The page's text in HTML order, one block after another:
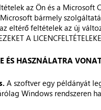
az Ön és a
bármely
eltérő feltételek az új
A
ÉS HASZNÁLATRA
A szoftver egy példányát
Windows rendszeren